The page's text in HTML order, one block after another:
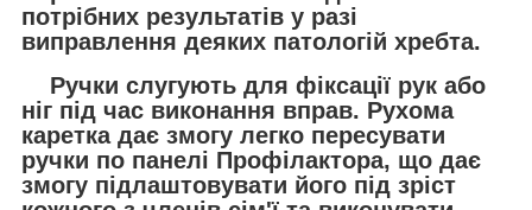
потрібних результатів у разі
виправлення деяких патологій хребта.
Ручки слугують для фіксації рук або
ніг під час виконання вправ. Рухома
каретка дає змогу легко пересувати
ручки по панелі Профілактора, що дає
змогу підлаштовувати його під зріст